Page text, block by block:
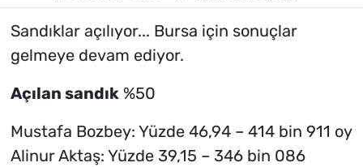
Sandıklar açılıyor... Bursa için sonuçlar
gelmeye devam ediyor.
Açılan sandık%50
Mustafa Bozbey: Yüzde 46,94 – 414 bin 911 oy
Alinur Aktaş: Yüzde 39,15 – 346 bin 086